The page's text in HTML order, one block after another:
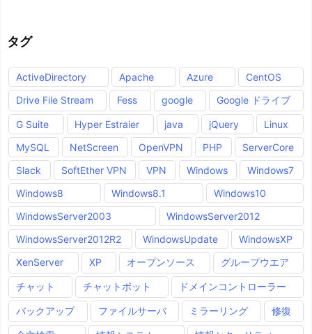
タグ
ActiveDirectory Apache Azure
CentOS
Drive File Stream
Fess google Google ドライブ
G Suite Hyper Estraier java jQuery
Linux
MySQL
NetScreen OpenVPN PHP
ServerCore
Slack
SoftEther VPN VPN Windows
Windows7
Windows8
Windows8.1
Windows10
WindowsServer2003
WindowsServer2012
WindowsServer2012R2
WindowsUpdate
WindowsXP
XenServer
XP オープンソース グループウエア
チャット チャットボット ドメインコントローラー
バックアップ ファイルサーバ ミラーリング 修復